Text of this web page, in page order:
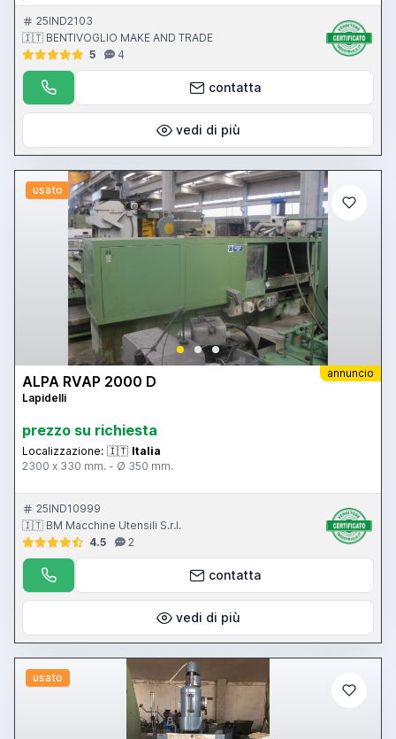
25IND2103
🇮🇹 BENTIVOGLIO MAKE AND TRADE
5
4
contatta
vedi di più
usato
annuncio
ALPA RVAP 2000 D
Lapidelli
prezzo su richiesta
Localizzazione: 🇮🇹 Italia
2300 x 330 mm. - Ø 350 mm.
25IND10999
🇮🇹 BM Macchine Utensili S.r.l.
4.5
2
contatta
vedi di più
usato